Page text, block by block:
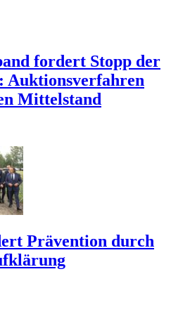
fordert Stopp der
Auktionsverfahren
Mittelstand
Prävention durch